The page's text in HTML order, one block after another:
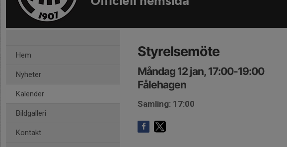
Hem
Nyheter
Kalender
Bildgalleri
Kontakt
Styrelsemöte
Måndag 12 jan, 17:00-19:00
Fålehagen
Samling: 17:00